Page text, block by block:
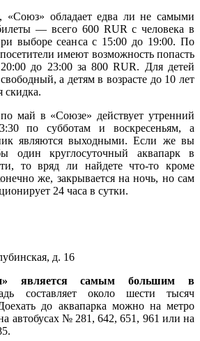
обладает едва ли не самыми
― всего 600 RUR с человека в
выборе сеанса с 15:00 до 19:00. По
имеют возможность попасть
до 23:00 за 800 RUR. Для детей
а детям в возрасте до 10 лет
скидка.
май в «Союзе» действует утренний
по субботам и воскресеньям, а
являются выходными. Если же вы
один круглосуточный аквапарк в
то вряд ли найдете что-то кроме
же, закрывается на ночь, но сам
24 часа в сутки.
д. 16
является самым большим в
составляет около шести тысяч
до аквапарка можно на метро
автобусах № 281, 642, 651, 961 или на